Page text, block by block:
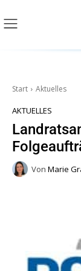
Start Aktuelles
AKTUELLES
Von Marie